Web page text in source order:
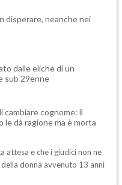
disperare, neanche nei
dalle eliche di un
sub 29enne
cambiare cognome: il
le dà ragione ma è morta
attesa e che i giudici non ne
donna avvenuto 13 anni